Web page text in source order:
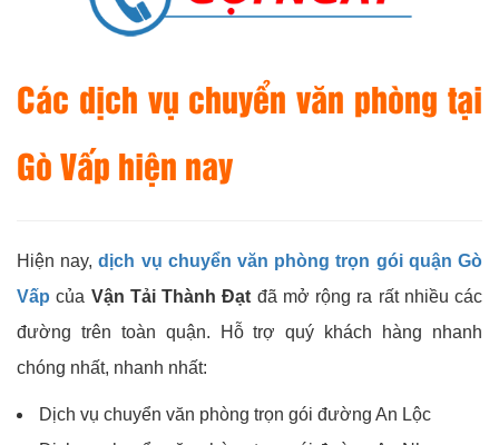
Các dịch vụ chuyển văn phòng tại
Gò Vấp hiện nay
Hiện nay,dịch vụ chuyển văn phòng trọn gói quận Gò
Vấp của Vận Tải Thành Đạt đã mở rộng ra rất nhiều các
đường trên toàn quận. Hỗ trợ quý khách hàng nhanh
chóng nhất, nhanh nhất:
Dịch vụ chuyển văn phòng trọn gói đường An Lộc